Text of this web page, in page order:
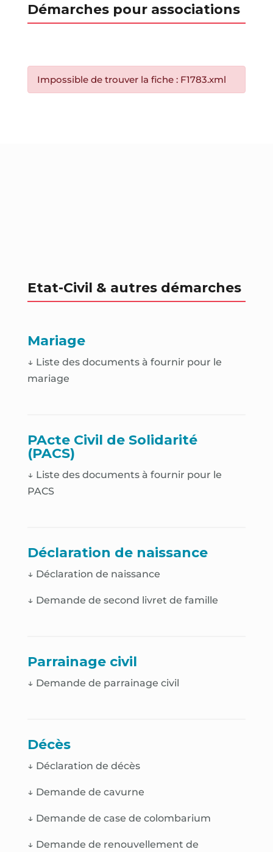
Démarches pour associations
Impossible de trouver la fiche : F1783.xml
Etat-Civil & autres démarches
Mariage
↓ Liste des documents à fournir pour le
mariage
PActe Civil de Solidarité
(PACS)
↓ Liste des documents à fournir pour le
PACS
Déclaration de naissance
↓ Déclaration de naissance
↓ Demande de second livret de famille
Parrainage civil
↓ Demande de parrainage civil
Décès
↓ Déclaration de décès
↓ Demande de cavurne
↓ Demande de case de colombarium
↓ Demande de renouvellement de